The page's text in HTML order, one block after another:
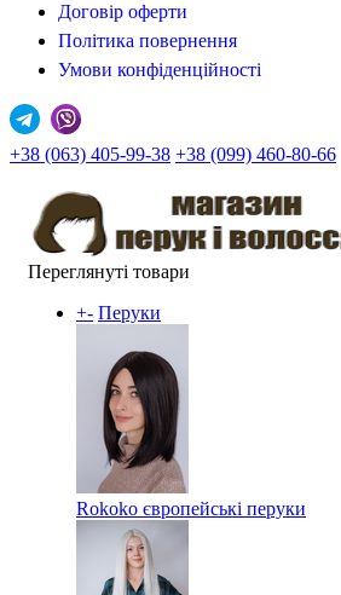
Договір оферти
Політика повернення
Умови конфіденційності
+38 (063) 405-99-38 +38 (099) 460-80-66
Переглянуті товари
+- Перуки
Rokoko європейські перуки